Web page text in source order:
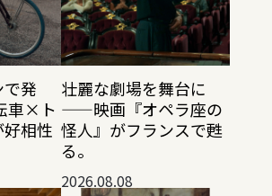
発
車×ト
相性
壮麗な劇場を舞台に
——映画『オペラ座の
怪人』がフランスで甦
る。
2026.08.08